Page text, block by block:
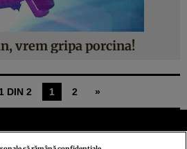
vrem gripa porcina!
DIN 2 1 2 »